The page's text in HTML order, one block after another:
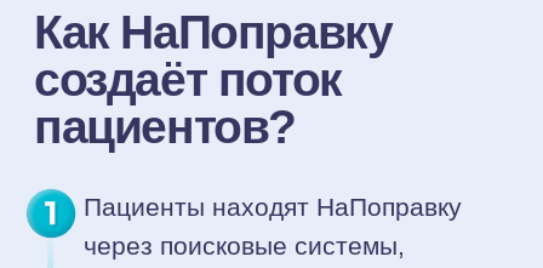
Растит количество отзывов
Наш сервис помогает улучшать